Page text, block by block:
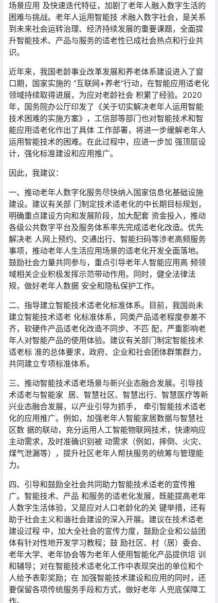
场景应用 及快速迭代特征，加剧了老年人融入数字生活的
困难与挑战。老年人运用智能技 术融入数字社会，是关系
到未来社会运转治理、经济持续发展的重要课题，全面提
升智能技术、产品与服务的适老性已成社会热点和行业共
识。
近年来，我国老龄事业改革发展和养老体系建设进入了窗
口期，国家实施的 “互联网+养老”行动，在智能应用适老化
领域持续取得进展，为应对老龄社会 积累了经验。2020
年，国务院办公厅印发了《关于切实解决老年人运用智能
技术困难的实施方案》，工信部等部门也对智能技术和智
能应用适老化作出了具体 工作部署，将进一步缓解老年人
运用智能技术的困难。在此过程中，应进一步加 强顶层设
计，强化标准建设和应用推广。
因此，我建议：
一、推动老年人数字化服务尽快纳入国家信息化基础设施
建设。建议有关部 门制定技术适老化的中长期目标规划，
明确重点建设方向和发展阶段，加大配套 资金投入，推动
各级公共数字平台及服务体系率先完成适老化改造。优先
解决老 人网上预约、交通出行、智能扫码等涉老高频服务
事项，推动老年人生活应用场景的适老化开发全面落地。
鼓励社会力量共同参与，重点引导老年人智能应用高 频领
域相关企业积极发挥示范带动作用。同时，健全法律法
规，做好老年人数据 安全和隐私保护工作。
二、指导建立智能技术适老化标准体系。目前，我国尚未
建立智能技术适老 化标准体系，同类产品适老程度参差不
齐，软硬件产品适老化改造不同步、不匹 配，严重影响老
年人对智能产品的使用体验。建议有关部门制定智能技术
适老标 准的总体要求，政府、企业和社会团体群策群力，
共同建立专项标准体系。
三、推动智能技术适老场景与新兴业态融合发展。引导技
术适老与智能家 居、智慧社区、智慧出行、智慧医疗等新
兴业态融合发展，以产业引导为抓手， 牵引智能技术适老
化的应用推广。例如，加强老年人智能家居数据与智慧社
区数 据的联动，充分运用人工智能物联网技术，快速响应
主动需求，及时准确识别被 动需求（例如，摔倒、火灾、
煤气泄漏等），提升社区老年人帮扶服务的统筹与管理能
力。
四、引导和鼓励全社会共同助力智能技术适老的宣传推
广。智能技术、产品 和服务的适老化发展，既能提高老年
人数字生活体验，又是应对人口老龄化的关 键举措，还有
助于社会主义和谐社会建设的深入开展。建议在技术适老
建设过程 中，加大全社会的宣传力度，鼓励企业和公益团
体有针对性地开发学习教程；鼓 励社区、村（居）委会、
老年大学、老年协会等为老年人使用智能化产品提供培 训
和辅导；对在智能技术适老化工作中表现突出的单位和个
人给予表彰奖励；在 加强智能技术建设和应用的同时，还
要保留各项传统服务手段和方式，做好老年 人兜底保障工
作。